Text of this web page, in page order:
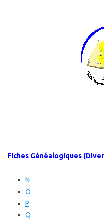
Fiches Généalogiques
N
O
P
Q